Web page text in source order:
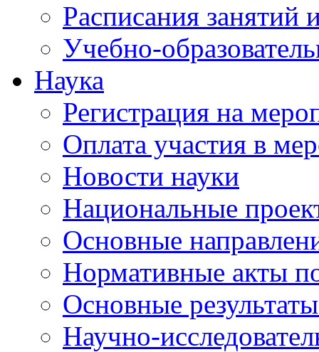
Расписания занятий
Учебно-
Наука
Регистрация на
Оплата участия в
Новости науки
Национальные
Основные
Нормативные акты
Основные
Научно-